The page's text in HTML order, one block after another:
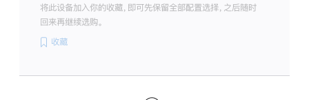
将此设备加入你的收藏，即可先保留全部配置选择，之后随时
回来再继续选购。
收藏